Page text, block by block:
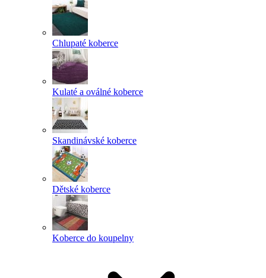
Chlupaté koberce
Kulaté a oválné koberce
Skandinávské koberce
Dětské koberce
Koberce do koupelny